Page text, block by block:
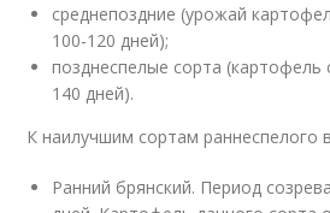
среднепоздние (урожай
100-120 дней);
позднеспелые сорта (картофель
140 дней).
К наилучшим сортам раннеспелого
Ранний брянский. Период